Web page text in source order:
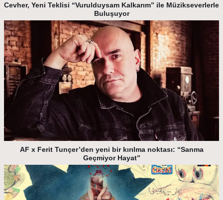
Cevher, Yeni Teklisi “Vurulduysam Kalkarım” ile Müzikseverlerle
Buluşuyor
AF x Ferit Tunçer’den yeni bir kırılma noktası: “Sanma
Geçmiyor Hayat”